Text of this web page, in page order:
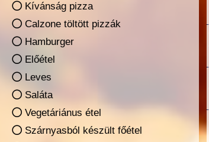
Kívánság pizza
Calzone töltött pizzák
Hamburger
Előétel
Leves
Saláta
Vegetáriánus étel
Szárnyasból készült főétel